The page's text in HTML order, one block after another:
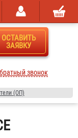
ОСТАВИТЬ
ЗАЯВКУ
звонок
(ОП)